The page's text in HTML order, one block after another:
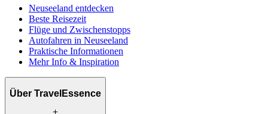
Neuseeland entdecken
Beste Reisezeit
Flüge und Zwischenstopps
Autofahren in Neuseeland
Praktische Informationen
Mehr Info & Inspiration
Über TravelEssence